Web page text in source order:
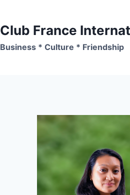
Club France
Business * Culture * Friendship